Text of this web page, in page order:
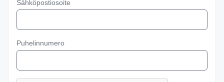
Sähköpostiosoite
Puhelinnumero